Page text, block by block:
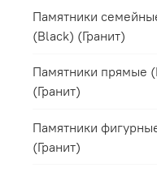
Памятники
(Black) (Гранит)
Памятники прямые
(Гранит)
Памятники
(Гранит)